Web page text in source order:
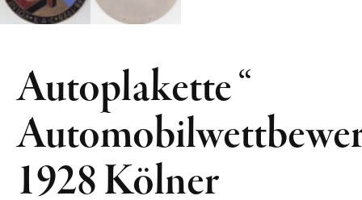
Autoplakette “
1928 Kölner